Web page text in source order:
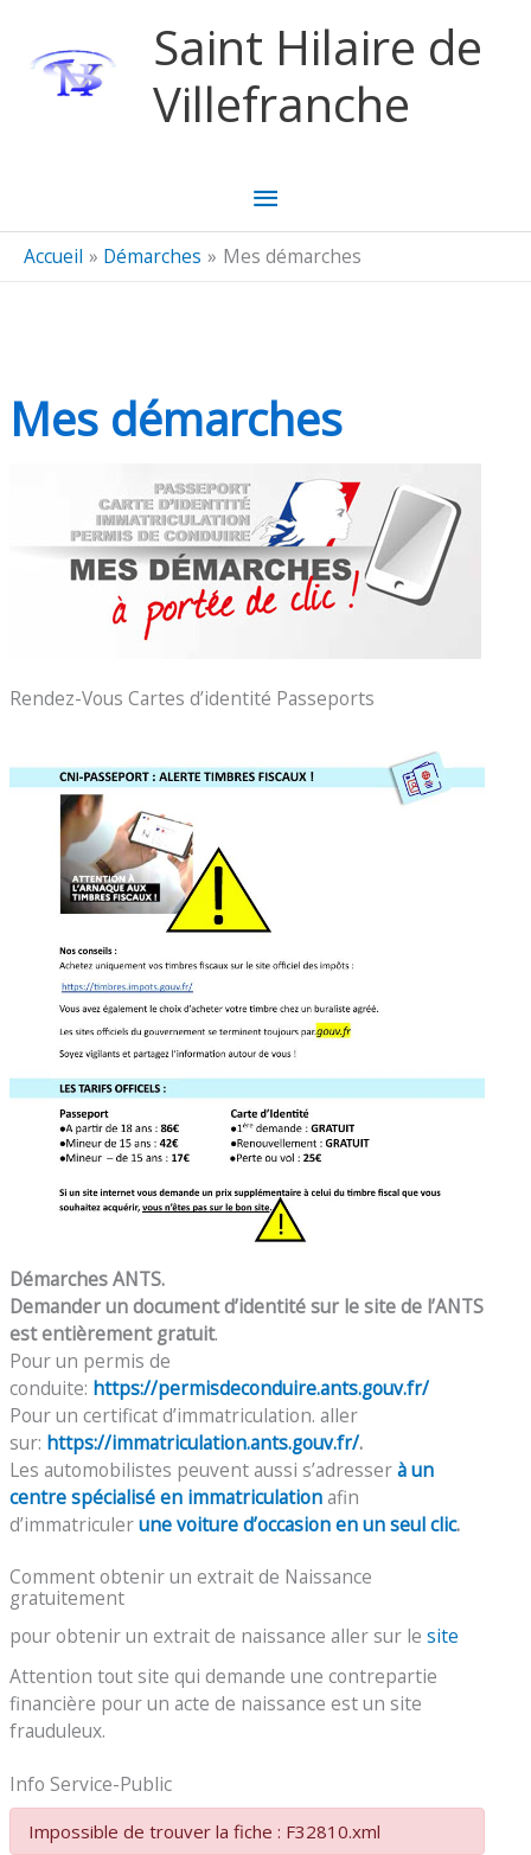
Saint Hilaire de
Villefranche
Menu
principal
Accueil Démarches Mes démarches
Mes démarches
Rendez-Vous Cartes d’identité Passeports
Démarches ANTS.
Demander un document d’identité sur le site de l’ANTS
est entièrement gratuit.
Pour un permis de
conduite: https://permisdeconduire.ants.gouv.fr/
Pour un certificat d’immatriculation. aller
sur: https://immatriculation.ants.gouv.fr/.
Les automobilistes peuvent aussi s’adresserà un
centre spécialisé en immatriculationafin
d’immatriculerune voiture d’occasion en un seul clic.
Comment obtenir un extrait de Naissance
gratuitement
pour obtenir un extrait de naissance aller sur le site
Attention tout site qui demande une contrepartie
financière pour un acte de naissance est un site
frauduleux.
Info Service-Public
Impossible de trouver la fiche : F32810.xml